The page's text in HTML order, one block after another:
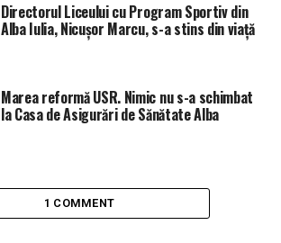
Directorul Liceului cu Program Sportiv din
Alba Iulia, Nicușor Marcu, s-a stins din viață
Marea reformă USR. Nimic nu s-a schimbat
la Casa de Asigurări de Sănătate Alba
1 COMMENT